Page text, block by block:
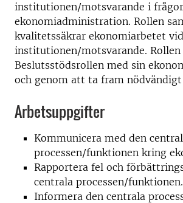
institutionen/motsvarande i
ekonomiadministration. Rollen
kvalitetssäkrar ekonomiarbetet vid
institutionen/motsvarande. Rollen
Beslutsstödsrollen med sin
och genom att ta fram nödvändigt
Arbetsuppgifter
Kommunicera med den
processen/funktionen kring
Rapportera fel och
centrala processen/funktionen.
Informera den centrala